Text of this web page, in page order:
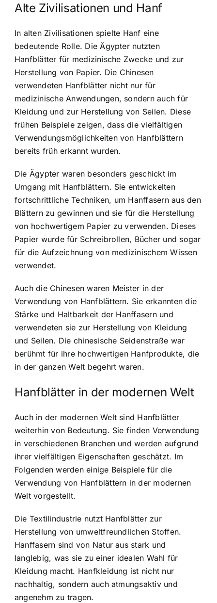
Alte Zivilisationen und Hanf
In alten Zivilisationen spielte Hanf eine
bedeutende Rolle. Die Ägypter nutzten
Hanfblätter für medizinische Zwecke und zur
Herstellung von Papier. Die Chinesen
verwendeten Hanfblätter nicht nur für
medizinische Anwendungen, sondern auch für
Kleidung und zur Herstellung von Seilen. Diese
frühen Beispiele zeigen, dass die vielfältigen
Verwendungsmöglichkeiten von Hanfblättern
bereits früh erkannt wurden.
Die Ägypter waren besonders geschickt im
Umgang mit Hanfblättern. Sie entwickelten
fortschrittliche Techniken, um Hanffasern aus den
Blättern zu gewinnen und sie für die Herstellung
von hochwertigem Papier zu verwenden. Dieses
Papier wurde für Schreibrollen, Bücher und sogar
für die Aufzeichnung von medizinischem Wissen
verwendet.
Auch die Chinesen waren Meister in der
Verwendung von Hanfblättern. Sie erkannten die
Stärke und Haltbarkeit der Hanffasern und
verwendeten sie zur Herstellung von Kleidung
und Seilen. Die chinesische Seidenstraße war
berühmt für ihre hochwertigen Hanfprodukte, die
in der ganzen Welt begehrt waren.
Hanfblätter in der modernen Welt
Auch in der modernen Welt sind Hanfblätter
weiterhin von Bedeutung. Sie finden Verwendung
in verschiedenen Branchen und werden aufgrund
ihrer vielfältigen Eigenschaften geschätzt. Im
Folgenden werden einige Beispiele für die
Verwendung von Hanfblättern in der modernen
Welt vorgestellt.
Die Textilindustrie nutzt Hanfblätter zur
Herstellung von umweltfreundlichen Stoffen.
Hanffasern sind von Natur aus stark und
langlebig, was sie zu einer idealen Wahl für
Kleidung macht. Hanfkleidung ist nicht nur
nachhaltig, sondern auch atmungsaktiv und
angenehm zu tragen.